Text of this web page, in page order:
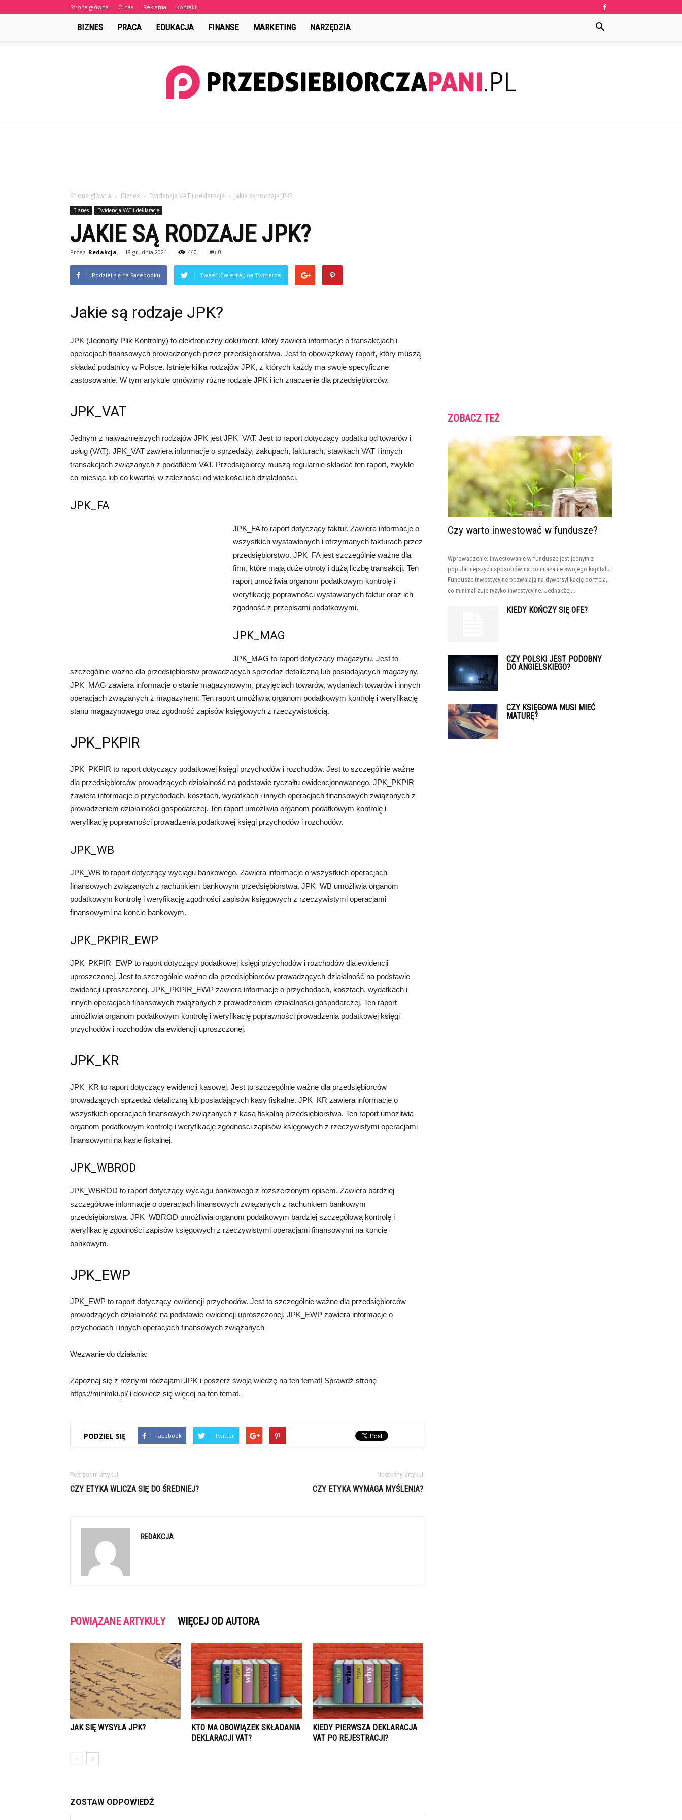
Strona główna O nas Reklama Kontakt
BIZNES PRACA EDUKACJA FINANSE MARKETING NARZĘDZIA
Strona główna Biznes Ewidencja VAT i deklaracje Jakie są rodzaje JPK?
Biznes Ewidencja VAT i deklaracje
JAKIE SĄ RODZAJE JPK?
Przez Redakcja - 18 grudnia 2024 440 0
Podziel się na Facebooku Tweet (Ćwierkaj) na Twitterze
Jakie są rodzaje JPK?
JPK (Jednolity Plik Kontrolny) to elektroniczny dokument, który zawiera informacje o transakcjach i
operacjach finansowych prowadzonych przez przedsiębiorstwa. Jest to obowiązkowy raport, który muszą
składać podatnicy w Polsce. Istnieje kilka rodzajów JPK, z których każdy ma swoje specyficzne
zastosowanie. W tym artykule omówimy różne rodzaje JPK i ich znaczenie dla przedsiębiorców.
JPK_VAT
Jednym z najważniejszych rodzajów JPK jest JPK_VAT. Jest to raport dotyczący podatku od towarów i
usług (VAT). JPK_VAT zawiera informacje o sprzedaży, zakupach, fakturach, stawkach VAT i innych
transakcjach związanych z podatkiem VAT. Przedsiębiorcy muszą regularnie składać ten raport, zwykle
co miesiąc lub co kwartał, w zależności od wielkości ich działalności.
JPK_FA
JPK_FA to raport dotyczący faktur. Zawiera informacje o
wszystkich wystawionych i otrzymanych fakturach przez
przedsiębiorstwo. JPK_FA jest szczególnie ważne dla
firm, które mają duże obroty i dużą liczbę transakcji. Ten
raport umożliwia organom podatkowym kontrolę i
weryfikację poprawności wystawianych faktur oraz ich
zgodność z przepisami podatkowymi.
JPK_MAG
JPK_MAG to raport dotyczący magazynu. Jest to
szczególnie ważne dla przedsiębiorstw prowadzących sprzedaż detaliczną lub posiadających magazyny.
JPK_MAG zawiera informacje o stanie magazynowym, przyjęciach towarów, wydaniach towarów i innych
operacjach związanych z magazynem. Ten raport umożliwia organom podatkowym kontrolę i weryfikację
stanu magazynowego oraz zgodność zapisów księgowych z rzeczywistością.
JPK_PKPIR
JPK_PKPIR to raport dotyczący podatkowej księgi przychodów i rozchodów. Jest to szczególnie ważne
dla przedsiębiorców prowadzących działalność na podstawie ryczałtu ewidencjonowanego. JPK_PKPIR
zawiera informacje o przychodach, kosztach, wydatkach i innych operacjach finansowych związanych z
prowadzeniem działalności gospodarczej. Ten raport umożliwia organom podatkowym kontrolę i
weryfikację poprawności prowadzenia podatkowej księgi przychodów i rozchodów.
JPK_WB
JPK_WB to raport dotyczący wyciągu bankowego. Zawiera informacje o wszystkich operacjach
finansowych związanych z rachunkiem bankowym przedsiębiorstwa. JPK_WB umożliwia organom
podatkowym kontrolę i weryfikację zgodności zapisów księgowych z rzeczywistymi operacjami
finansowymi na koncie bankowym.
JPK_PKPIR_EWP
JPK_PKPIR_EWP to raport dotyczący podatkowej księgi przychodów i rozchodów dla ewidencji
uproszczonej. Jest to szczególnie ważne dla przedsiębiorców prowadzących działalność na podstawie
ewidencji uproszczonej. JPK_PKPIR_EWP zawiera informacje o przychodach, kosztach, wydatkach i
innych operacjach finansowych związanych z prowadzeniem działalności gospodarczej. Ten raport
umożliwia organom podatkowym kontrolę i weryfikację poprawności prowadzenia podatkowej księgi
przychodów i rozchodów dla ewidencji uproszczonej.
JPK_KR
JPK_KR to raport dotyczący ewidencji kasowej. Jest to szczególnie ważne dla przedsiębiorców
prowadzących sprzedaż detaliczną lub posiadających kasy fiskalne. JPK_KR zawiera informacje o
wszystkich operacjach finansowych związanych z kasą fiskalną przedsiębiorstwa. Ten raport umożliwia
organom podatkowym kontrolę i weryfikację zgodności zapisów księgowych z rzeczywistymi operacjami
finansowymi na kasie fiskalnej.
JPK_WBROD
JPK_WBROD to raport dotyczący wyciągu bankowego z rozszerzonym opisem. Zawiera bardziej
szczegółowe informacje o operacjach finansowych związanych z rachunkiem bankowym
przedsiębiorstwa. JPK_WBROD umożliwia organom podatkowym bardziej szczegółową kontrolę i
weryfikację zgodności zapisów księgowych z rzeczywistymi operacjami finansowymi na koncie
bankowym.
JPK_EWP
JPK_EWP to raport dotyczący ewidencji przychodów. Jest to szczególnie ważne dla przedsiębiorców
prowadzących działalność na podstawie ewidencji uproszczonej. JPK_EWP zawiera informacje o
przychodach i innych operacjach finansowych związanych
Wezwanie do działania:
Zapoznaj się z różnymi rodzajami JPK i poszerz swoją wiedzę na ten temat! Sprawdź stronę
https://minimki.pl/ i dowiedz się więcej na ten temat.
PODZIEL SIĘ Facebook Twitter
Poprzedni artykuł
CZY ETYKA WLICZA SIĘ DO ŚREDNIEJ?
Następny artykuł
CZY ETYKA WYMAGA MYŚLENIA?
REDAKCJA
POWIĄZANE ARTYKUŁY WIĘCEJ OD AUTORA
JAK SIĘ WYSYŁA JPK?
KTO MA OBOWIĄZEK SKŁADANIA
DEKLARACJI VAT?
KIEDY PIERWSZA DEKLARACJA
VAT PO REJESTRACJI?
ZOSTAW ODPOWIEDŹ
ZOBACZ TEŻ
Czy warto inwestować w fundusze?
Wprowadzenie: Inwestowanie w fundusze jest jednym z
popularniejszych sposobów na pomnażanie swojego kapitału.
Fundusze inwestycyjne pozwalają na dywersyfikację portfela,
co minimalizuje ryzyko inwestycyjne. Jednakże,...
KIEDY KOŃCZY SIĘ OFE?
CZY POLSKI JEST PODOBNY
DO ANGIELSKIEGO?
CZY KSIĘGOWA MUSI MIEĆ
MATURĘ?